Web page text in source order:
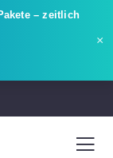
– zeitlich
×